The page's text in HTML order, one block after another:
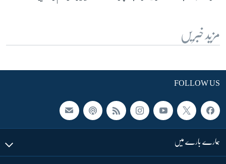
مزید خبریں
FOLLOW US
ہمارے بارے میں